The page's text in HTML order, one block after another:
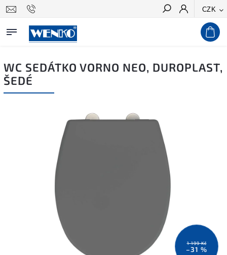
CZK
Hledat
WC SEDÁTKO VORNO NEO, DUROPLAST,
ŠEDÉ
1 199 Kč
–31 %